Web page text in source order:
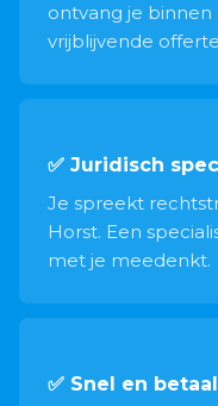
ontvang je
vrijblijvende
✅ Juridisch
Je spreekt
Horst. Een
met je meedenkt.
✅ Snel en